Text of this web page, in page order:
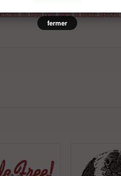
ou logo (voir dans la partie option).
fermer